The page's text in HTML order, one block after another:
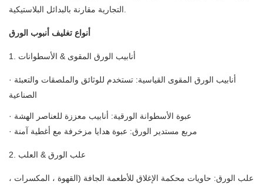
التجارية مقارنة بالبدائل البلاستيكية.
أنواع تغليف أنبوب الورق
1. أنابيب الورق المقوى & الأسطوانات
· أنابيب الورق المقوى القياسية: تستخدم للوثائق والملصقات والتعبئة
الصناعية
· عبوة الأسطوانة الورقية: أنابيب معززة للعناصر الهشة
· مربع مستدير الورق: عبوة هدايا مزخرفة مع أغطية آمنة
2. علب الورق & العلب
علب الورق: حاويات محكمة الإغلاق للأطعمة الجافة (القهوة ، المكسرات ،